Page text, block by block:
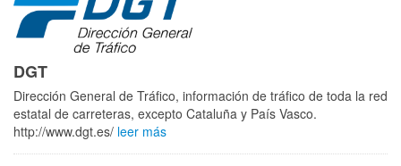
DGT
Dirección General de Tráfico, información de tráfico de toda la red
estatal de carreteras, excepto Cataluña y País Vasco.
http://www.dgt.es/ leer más